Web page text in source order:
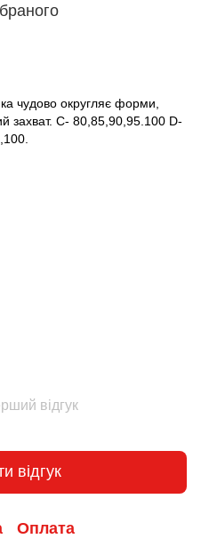
чудово округляє форми,
захват. С- 80,85,90,95.100 D-
відгук
відгук
Оплата